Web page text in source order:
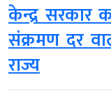
केन्‍द्र सरकार
संक्रमण दर
राज्य